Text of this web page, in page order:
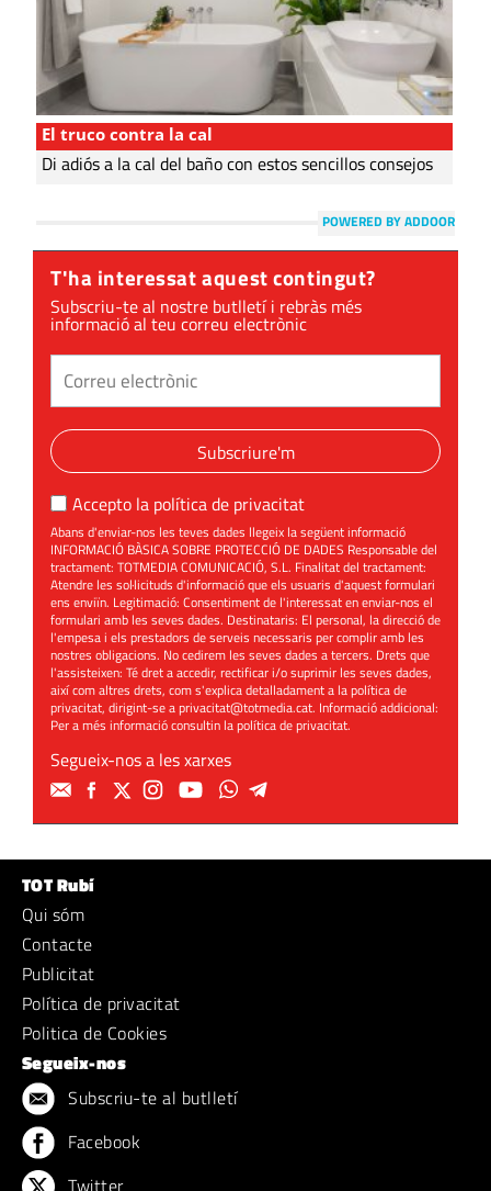
El truco contra la cal
Di adiós a la cal del baño con estos sencillos consejos
POWERED BY ADDOOR
T'ha interessat aquest contingut?
Subscriu-te al nostre butlletí i rebràs més
informació al teu correu electrònic
Subscriure'm
Accepto la política de privacitat
Abans d'enviar-nos les teves dades llegeix la següent informació
INFORMACIÓ BÀSICA SOBRE PROTECCIÓ DE DADES Responsable del
tractament: TOTMEDIA COMUNICACIÓ, S.L. Finalitat del tractament:
Atendre les sol·licituds d'informació que els usuaris d'aquest formulari
ens enviïn. Legitimació: Consentiment de l'interessat en enviar-nos el
formulari amb les seves dades. Destinataris: El personal, la direcció de
l'empesa i els prestadors de serveis necessaris per complir amb les
nostres obligacions. No cedirem les seves dades a tercers. Drets que
l'assisteixen: Té dret a accedir, rectificar i/o suprimir les seves dades,
així com altres drets, com s'explica detalladament a la política de
privacitat, dirigint-se aprivacitat@totmedia.cat. Informació addicional:
Per a més informació consultin lapolítica de privacitat.
Segueix-nos a les xarxes
TOT Rubí
Qui sóm
Contacte
Publicitat
Política de privacitat
Politica de Cookies
Segueix-nos
Subscriu-te al butlletí
Facebook
Twitter